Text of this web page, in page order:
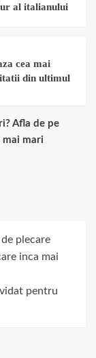
al italianului
cea mai
din ultimul
Afla de pe
mari
plecare
inca mai
pentru